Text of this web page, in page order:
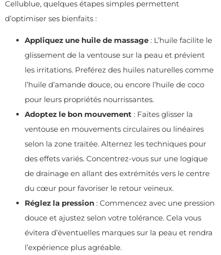
Cellublue, quelques étapes simples permettent
d’optimiser ses bienfaits :
Appliquez une huile de massage : L’huile facilite le
glissement de la ventouse sur la peau et prévient
les irritations. Preférez des huiles naturelles comme
l’huile d’amande douce, ou encore l’huile de coco
pour leurs propriétés nourrissantes.
Adoptez le bon mouvement : Faites glisser la
ventouse en mouvements circulaires ou linéaires
selon la zone traitée. Alternez les techniques pour
des effets variés. Concentrez-vous sur une logique
de drainage en allant des extrémités vers le centre
du cœur pour favoriser le retour veineux.
Réglez la pression : Commencez avec une pression
douce et ajustez selon votre tolérance. Cela vous
évitera d’éventuelles marques sur la peau et rendra
l’expérience plus agréable.